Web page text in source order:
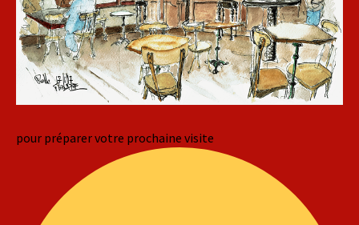
pour préparer votre prochaine visite